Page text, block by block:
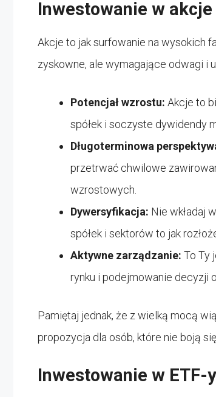
Inwestowanie w akcje
Akcje to jak surfowanie na wysokich
zyskowne, ale wymagające odwagi i
Potencjał wzrostu: Akcje to
spółek i soczyste dywidendy
Długoterminowa
przetrwać chwilowe
wzrostowych.
Dywersyfikacja: Nie wkładaj
spółek i sektorów to jak
Aktywne zarządzanie: To Ty
rynku i podejmowanie decyzji
Pamiętaj jednak, że z wielką mocą
propozycja dla osób, które nie boją
Inwestowanie w ETF-y